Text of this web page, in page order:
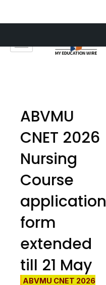
content
ABVMU
CNET 2026
Nursing
Course
application
form
extended
till 21 May
ABVMU CNET 2026